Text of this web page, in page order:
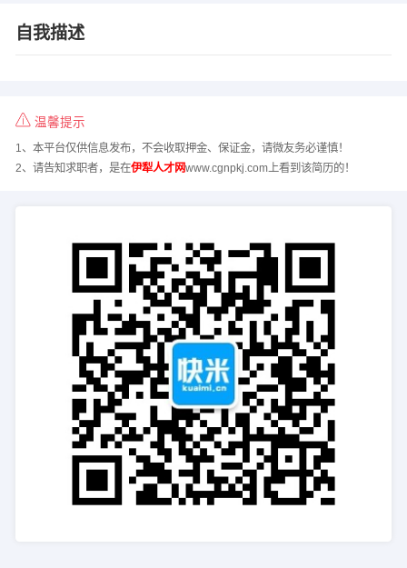
自我描述
温馨提示
1、本平台仅供信息发布，不会收取押金、保证金，请微友务必谨慎！
2、请告知求职者，是在伊犁人才网www.cgnpkj.com上看到该简历的！